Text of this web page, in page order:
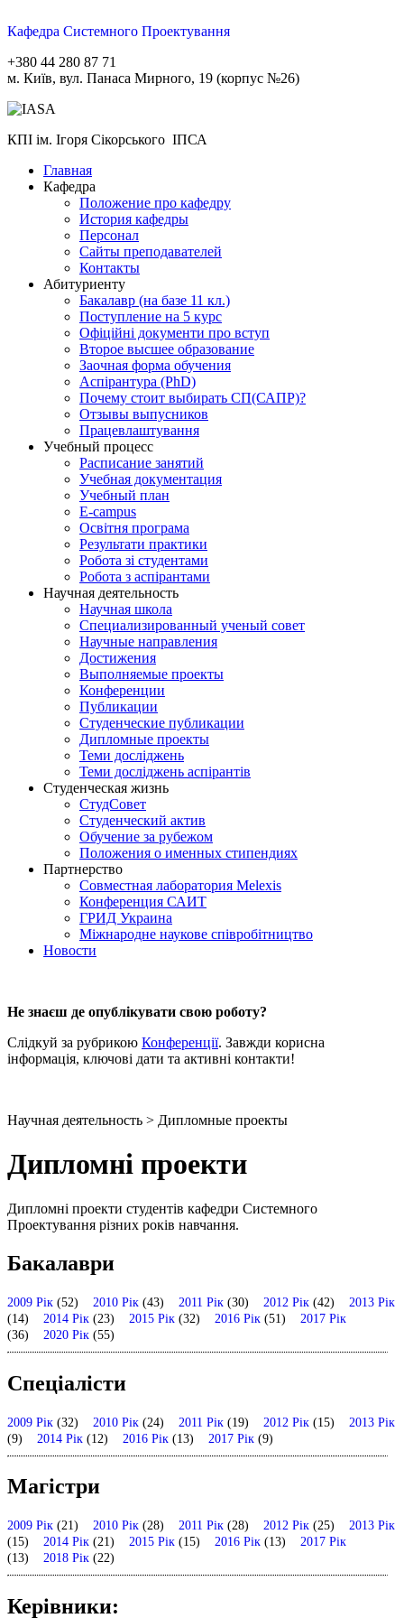
Кафедра Системного Проектування
+380 44 280 87 71
м. Київ, вул. Панаса Мирного, 19 (корпус №26)
КПІ ім. Ігоря Сікорського ІПСА
Главная
Кафедра
Положение про кафедру
История кафедры
Персонал
Сайты преподавателей
Контакты
Абитуриенту
Бакалавр (на базе 11 кл.)
Поступление на 5 курс
Офіційні документи про вступ
Второе высшее образование
Заочная форма обучения
Aспірантура (PhD)
Почему стоит выбирать СП(САПР)?
Отзывы выпусников
Працевлаштування
Учебный процесс
Расписание занятий
Учебная документация
Учебный план
E-campus
Освітня програма
Результати практики
Робота зі студентами
Робота з аспірантами
Научная деятельность
Научная школа
Специализированный ученый совет
Научные направления
Достижения
Выполняемые проекты
Конференции
Публикации
Студенческие публикации
Дипломные проекты
Теми досліджень
Теми досліджень аспірантів
Студенческая жизнь
СтудСовет
Студенческий актив
Обучение за рубежом
Положения о именных стипендиях
Партнерство
Совместная лаборатория Melexis
Конференция САИТ
ГРИД Украина
Міжнародне наукове співробітництво
Новости
Не знаєш де опублікувати свою роботу?
Слідкуй за рубрикою Конференції. Завжди корисна
інформація, ключові дати та активні контакти!
Научная деятельность > Дипломные проекты
Дипломні проекти
Дипломні проекти студентів кафедри Системного
Проектування різних років навчання.
Бакалаври
2009 Рік (52) 2010 Рік (43) 2011 Рік (30) 2012 Рік (42)
2013 Рiк
(14)
2014 Рік (23) 2015 Рік (32) 2016 Рік (51)
2017 Рік
(36)
2020 Рiк (55)
Спеціалісти
2009 Рік (32) 2010 Рік (24) 2011 Рік (19) 2012 Рік (15)
2013 Рiк
(9)
2014 Рік (12) 2016 Рік (13) 2017 Рік (9)
Магістри
2009 Рік (21) 2010 Рік (28) 2011 Рік (28) 2012 Рік (25)
2013 Рiк
(15)
2014 Рік (21) 2015 Рік (15) 2016 Рік (13)
2017 Рік
(13)
2018 Рік (22)
Керівники: